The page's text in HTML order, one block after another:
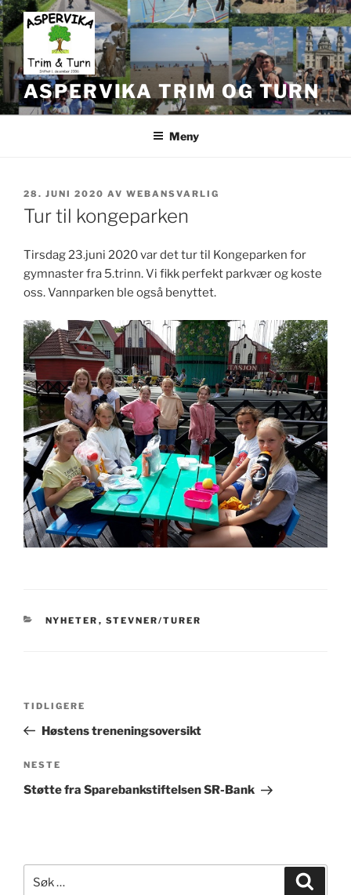
Gå
til
innhold
ASPERVIKA TRIM OG TURN
Meny
PUBLISERT
28. JUNI 2020 AV WEBANSVARLIG
Tur til kongeparken
Tirsdag 23.juni 2020 var det tur til Kongeparken for
gymnaster fra 5.trinn. Vi fikk perfekt parkvær og koste
oss. Vannparken ble også benyttet.
KATEGORIER
NYHETER , STEVNER/TURER
Innleggsnavigasjon
Forrige
innlegg
TIDLIGERE
Høstens treneningsoversikt
Neste
innlegg
NESTE
Støtte fra Sparebankstiftelsen SR-Bank
etter: